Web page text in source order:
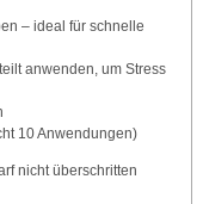
– ideal für schnelle
anwenden, um Stress
10 Anwendungen)
nicht überschritten